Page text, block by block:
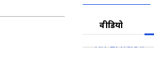
वीडियो